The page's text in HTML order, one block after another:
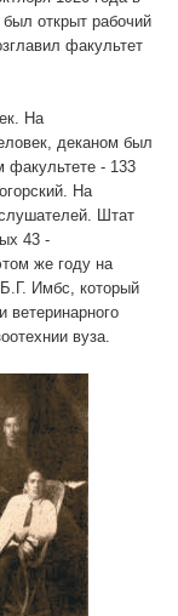
открыт рабочий
факультет
На
деканом был
- 133
На
Штат
43 -
же году на
Имбс, который
ветеринарного
вуза.